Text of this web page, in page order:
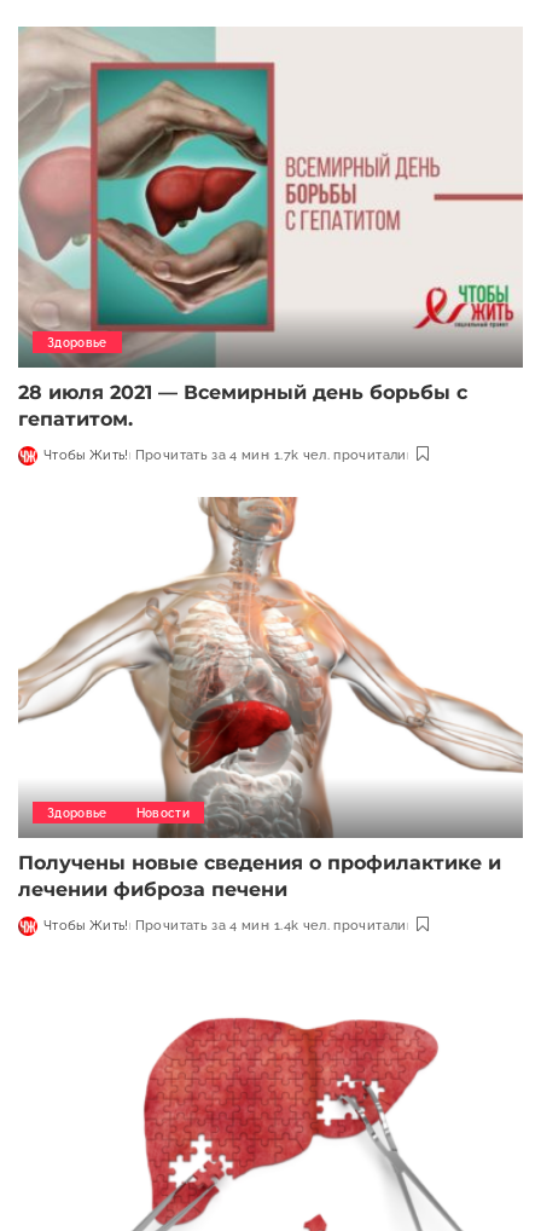
Здоровье
28 июля 2021 — Всемирный день борьбы с
гепатитом.
Чтобы Жить! Прочитать за 4 мин 1.7k чел. прочитали
Здоровье Новости
Получены новые сведения о профилактике и
лечении фиброза печени
Чтобы Жить! Прочитать за 4 мин 1.4k чел. прочитали